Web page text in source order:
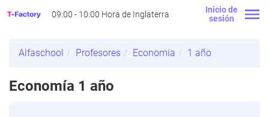
Inicio de
sesión
09:00 - 10:00 Hora de Inglaterra
Alfaschool Profesores Economía 1 año
Economía 1 año